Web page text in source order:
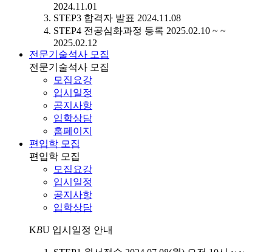
2024.11.01
STEP3 합격자 발표 2024.11.08
STEP4 전공심화과정 등록 2025.02.10 ~ ~
2025.02.12
전문기술석사 모집
전문기술석사 모집
모집요강
입시일정
공지사항
입학상담
홈페이지
편입학 모집
편입학 모집
모집요강
입시일정
공지사항
입학상담
KBU 입시일정 안내